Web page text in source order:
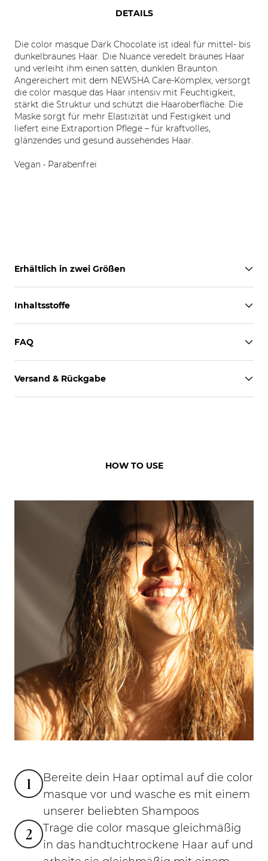
DETAILS
Die color masque Dark Chocolate ist ideal für mittel- bis
dunkelbraunes Haar. Die Nuance veredelt braunes Haar
und verleiht ihm einen satten, dunklen Braunton.
Angereichert mit dem NEWSHA Care-Komplex, versorgt
die color masque das Haar intensiv mit Feuchtigkeit,
stärkt die Struktur und schützt die Haaroberfläche. Die
Maske sorgt für mehr Elastizität und Festigkeit und
liefert eine Extraportion Pflege – für kraftvolles,
glänzendes und gesund aussehendes Haar.
Vegan • Parabenfrei
Erhältlich in zwei Größen
Inhaltsstoffe
FAQ
Versand & Rückgabe
HOW TO USE
1
Bereite dein Haar optimal auf die color
masque vor und wasche es mit einem
unserer beliebten Shampoos
2
Trage die color masque gleichmäßig
in das handtuchtrockene Haar auf und